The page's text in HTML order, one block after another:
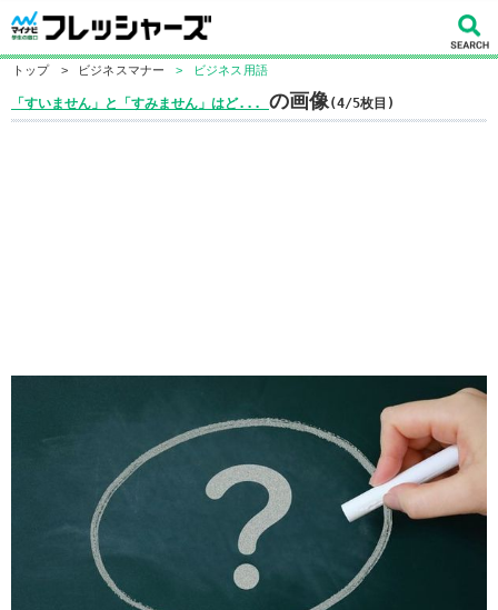
トップ > ビジネスマナー > ビジネス用語
「すいません」と「すみません」はど... の画像(4/5枚目)